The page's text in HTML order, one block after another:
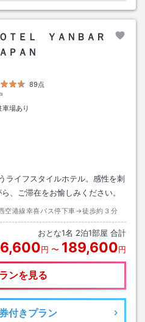
ＴＥＬ ＹＡＮＢＡＲ
ＰＡＮ
89点
車場あり
ライフスタイルホテル。感性を刺
、ご滞在をお愉しみください。
空港線幸喜バス停下車→徒歩約３分
おとな1名 2泊1部屋 合計
円 〜 189,600円
ンを見る
付きプラン